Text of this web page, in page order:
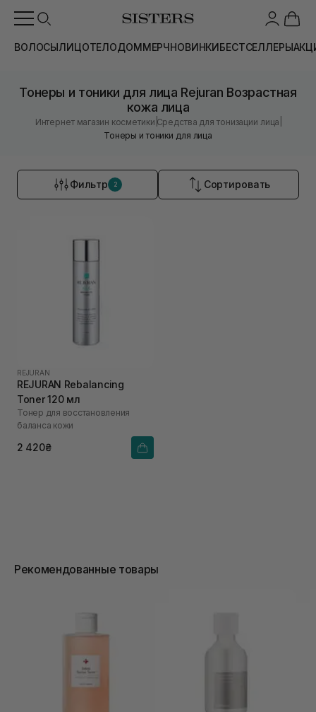
ВОЛОСЫЛИЦОТЕЛОДОММЕРЧНОВИНКИБЕСТСЕЛЛЕРЫ
Тонеры и тоники для лица Rejuran Возрастная
кожа лица
Интернет магазин косметики |Средства для тонизации лица
Тонеры и тоники для лица
Фильтр 2 Сортировать
REJURAN
REJURAN Rebalancing
Toner 120 мл
Тонер для восстановления
баланса кожи
2 420₴
Рекомендованные товары